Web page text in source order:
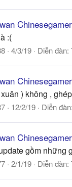
Chinesegamer
:(
4/3/19 Diễn đàn:
Chinesegamer
) không ,
12/2/19 Diễn đàn:
Chinesegamer
gồm những
2/1/19 Diễn đàn: